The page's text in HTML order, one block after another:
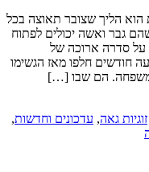
הוא הליך שצובר תאוצה בכל
גבר ואשה יכולים לפתוח
על סדרה ארוכה של
חודשים חלפו מאז הגשימו
משפחה. הם שבו […]
זוגיות גאה, עדכונים וחדשות,